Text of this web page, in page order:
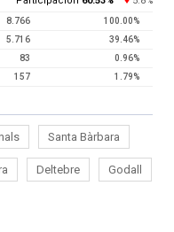
8.766 100.00%
5.716 39.46%
83 0.96%
157 1.79%
Santa Bàrbara
Deltebre Godall